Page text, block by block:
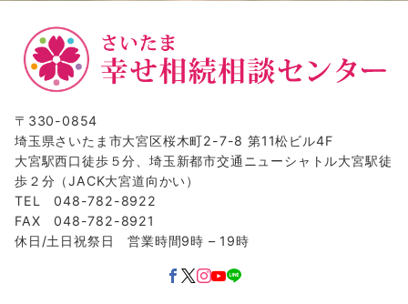
〒330-0854
埼玉県さいたま市大宮区桜木町2-7-8 第11松ビル4F
大宮駅西口徒歩５分、埼玉新都市交通ニューシャトル大宮駅徒
歩２分（JACK大宮道向かい）
TEL 048-782-8922
FAX 048-782-8921
休日/土日祝祭日 営業時間9時 – 19時